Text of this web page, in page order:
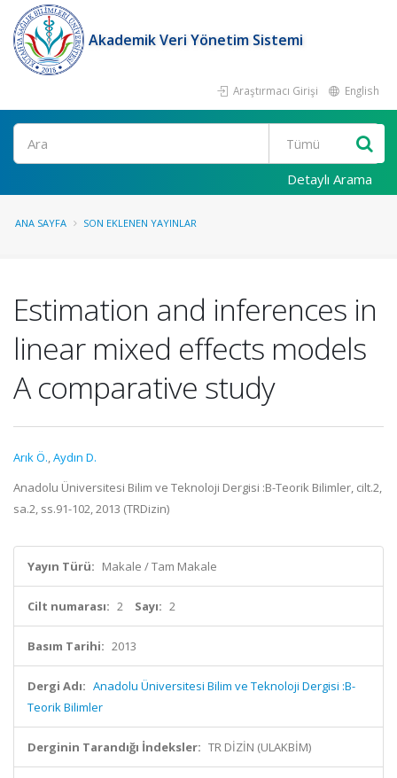
Akademik Veri Yönetim Sistemi
Araştırmacı Girişi English
Ara
Detaylı Arama
ANA SAYFA SON EKLENEN YAYINLAR
Estimation and inferences in
linear mixed effects models
A comparative study
Arık Ö.,Aydın D.
Anadolu Üniversitesi Bilim ve Teknoloji Dergisi :B-Teorik Bilimler, cilt.2,
sa.2, ss.91-102, 2013 (TRDizin)
Yayın Türü: Makale / Tam Makale
Cilt numarası: 2 Sayı: 2
Basım Tarihi: 2013
Dergi Adı: Anadolu Üniversitesi Bilim ve Teknoloji Dergisi :B-
Teorik Bilimler
Derginin Tarandığı İndeksler: TR DİZİN (ULAKBİM)